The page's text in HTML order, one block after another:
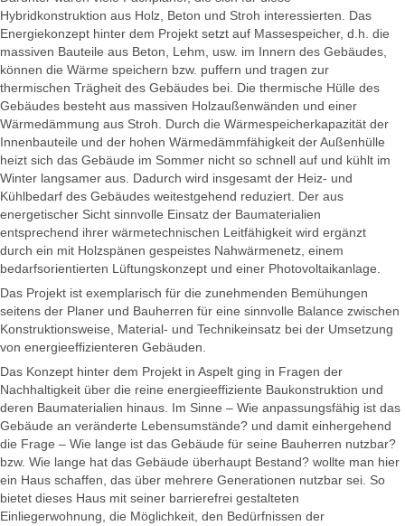
Hybridkonstruktion aus Holz, Beton und Stroh interessierten. Das
Energiekonzept hinter dem Projekt setzt auf Massespeicher, d.h. die
massiven Bauteile aus Beton, Lehm, usw. im Innern des Gebäudes,
können die Wärme speichern bzw. puffern und tragen zur
thermischen Trägheit des Gebäudes bei. Die thermische Hülle des
Gebäudes besteht aus massiven Holzaußenwänden und einer
Wärmedämmung aus Stroh. Durch die Wärmespeicherkapazität der
Innenbauteile und der hohen Wärmedämmfähigkeit der Außenhülle
heizt sich das Gebäude im Sommer nicht so schnell auf und kühlt im
Winter langsamer aus. Dadurch wird insgesamt der Heiz- und
Kühlbedarf des Gebäudes weitestgehend reduziert. Der aus
energetischer Sicht sinnvolle Einsatz der Baumaterialien
entsprechend ihrer wärmetechnischen Leitfähigkeit wird ergänzt
durch ein mit Holzspänen gespeistes Nahwärmenetz, einem
bedarfsorientierten Lüftungskonzept und einer Photovoltaikanlage.
Das Projekt ist exemplarisch für die zunehmenden Bemühungen
seitens der Planer und Bauherren für eine sinnvolle Balance zwischen
Konstruktionsweise, Material- und Technikeinsatz bei der Umsetzung
von energieeffizienteren Gebäuden.
Das Konzept hinter dem Projekt in Aspelt ging in Fragen der
Nachhaltigkeit über die reine energieeffiziente Baukonstruktion und
deren Baumaterialien hinaus. Im Sinne – Wie anpassungsfähig ist das
Gebäude an veränderte Lebensumstände? und damit einhergehend
die Frage – Wie lange ist das Gebäude für seine Bauherren nutzbar?
bzw. Wie lange hat das Gebäude überhaupt Bestand? wollte man hier
ein Haus schaffen, das über mehrere Generationen nutzbar sei. So
bietet dieses Haus mit seiner barrierefrei gestalteten
Einliegerwohnung, die Möglichkeit, den Bedürfnissen der